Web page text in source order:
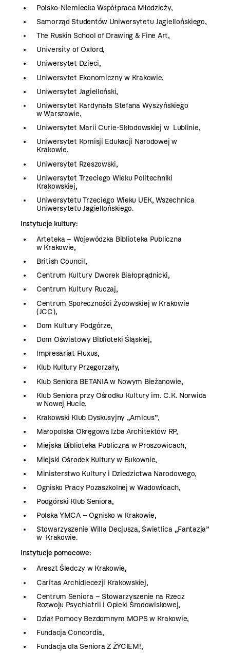
Polsko-Niemiecka Współpraca Młodzieży,
Samorząd Studentów Uniwersytetu Jagiellońskiego,
The Ruskin School of Drawing & Fine Art,
University of Oxford,
Uniwersytet Dzieci,
Uniwersytet Ekonomiczny w Krakowie,
Uniwersytet Jagielloński,
Uniwersytet Kardynała Stefana Wyszyńskiego
w Warszawie,
Uniwersytet Marii Curie-Skłodowskiej w Lublinie,
Uniwersytet Komisji Edukacji Narodowej w
Krakowie,
Uniwersytet Rzeszowski,
Uniwersytet Trzeciego Wieku Politechniki
Krakowskiej,
Uniwersytetu Trzeciego Wieku UEK, Wszechnica
Uniwersytetu Jagiellońskiego.
Instytucje kultury:
Arteteka – Wojewódzka Biblioteka Publiczna
w Krakowie,
British Council,
Centrum Kultury Dworek Białoprądnicki,
Centrum Kultury Ruczaj,
Centrum Społeczności Żydowskiej w Krakowie
(JCC),
Dom Kultury Podgórze,
Dom Oświatowy Biblioteki Śląskiej,
Impresariat Fluxus,
Klub Kultury Przegorzały,
Klub Seniora BETANIA w Nowym Bieżanowie,
Klub Seniora przy Ośrodku Kultury im. C.K. Norwida
w Nowej Hucie,
Krakowski Klub Dyskusyjny „Amicus”,
Małopolska Okręgowa Izba Architektów RP,
Miejska Biblioteka Publiczna w Proszowicach,
Miejski Ośrodek Kultury w Bukownie,
Ministerstwo Kultury i Dziedzictwa Narodowego,
Ognisko Pracy Pozaszkolnej w Wadowicach,
Podgórski Klub Seniora,
Polska YMCA – Ognisko w Krakowie,
Stowarzyszenie Willa Decjusza, Świetlica „Fantazja”
w Krakowie.
Instytucje pomocowe:
Areszt Śledczy w Krakowie,
Caritas Archidiecezji Krakowskiej,
Centrum Seniora – Stowarzyszenie na Rzecz
Rozwoju Psychiatrii i Opieki Środowiskowej,
Dział Pomocy Bezdomnym MOPS w Krakowie,
Fundacja Concordia,
Fundacja dla Seniora Z ŻYCIEM!,